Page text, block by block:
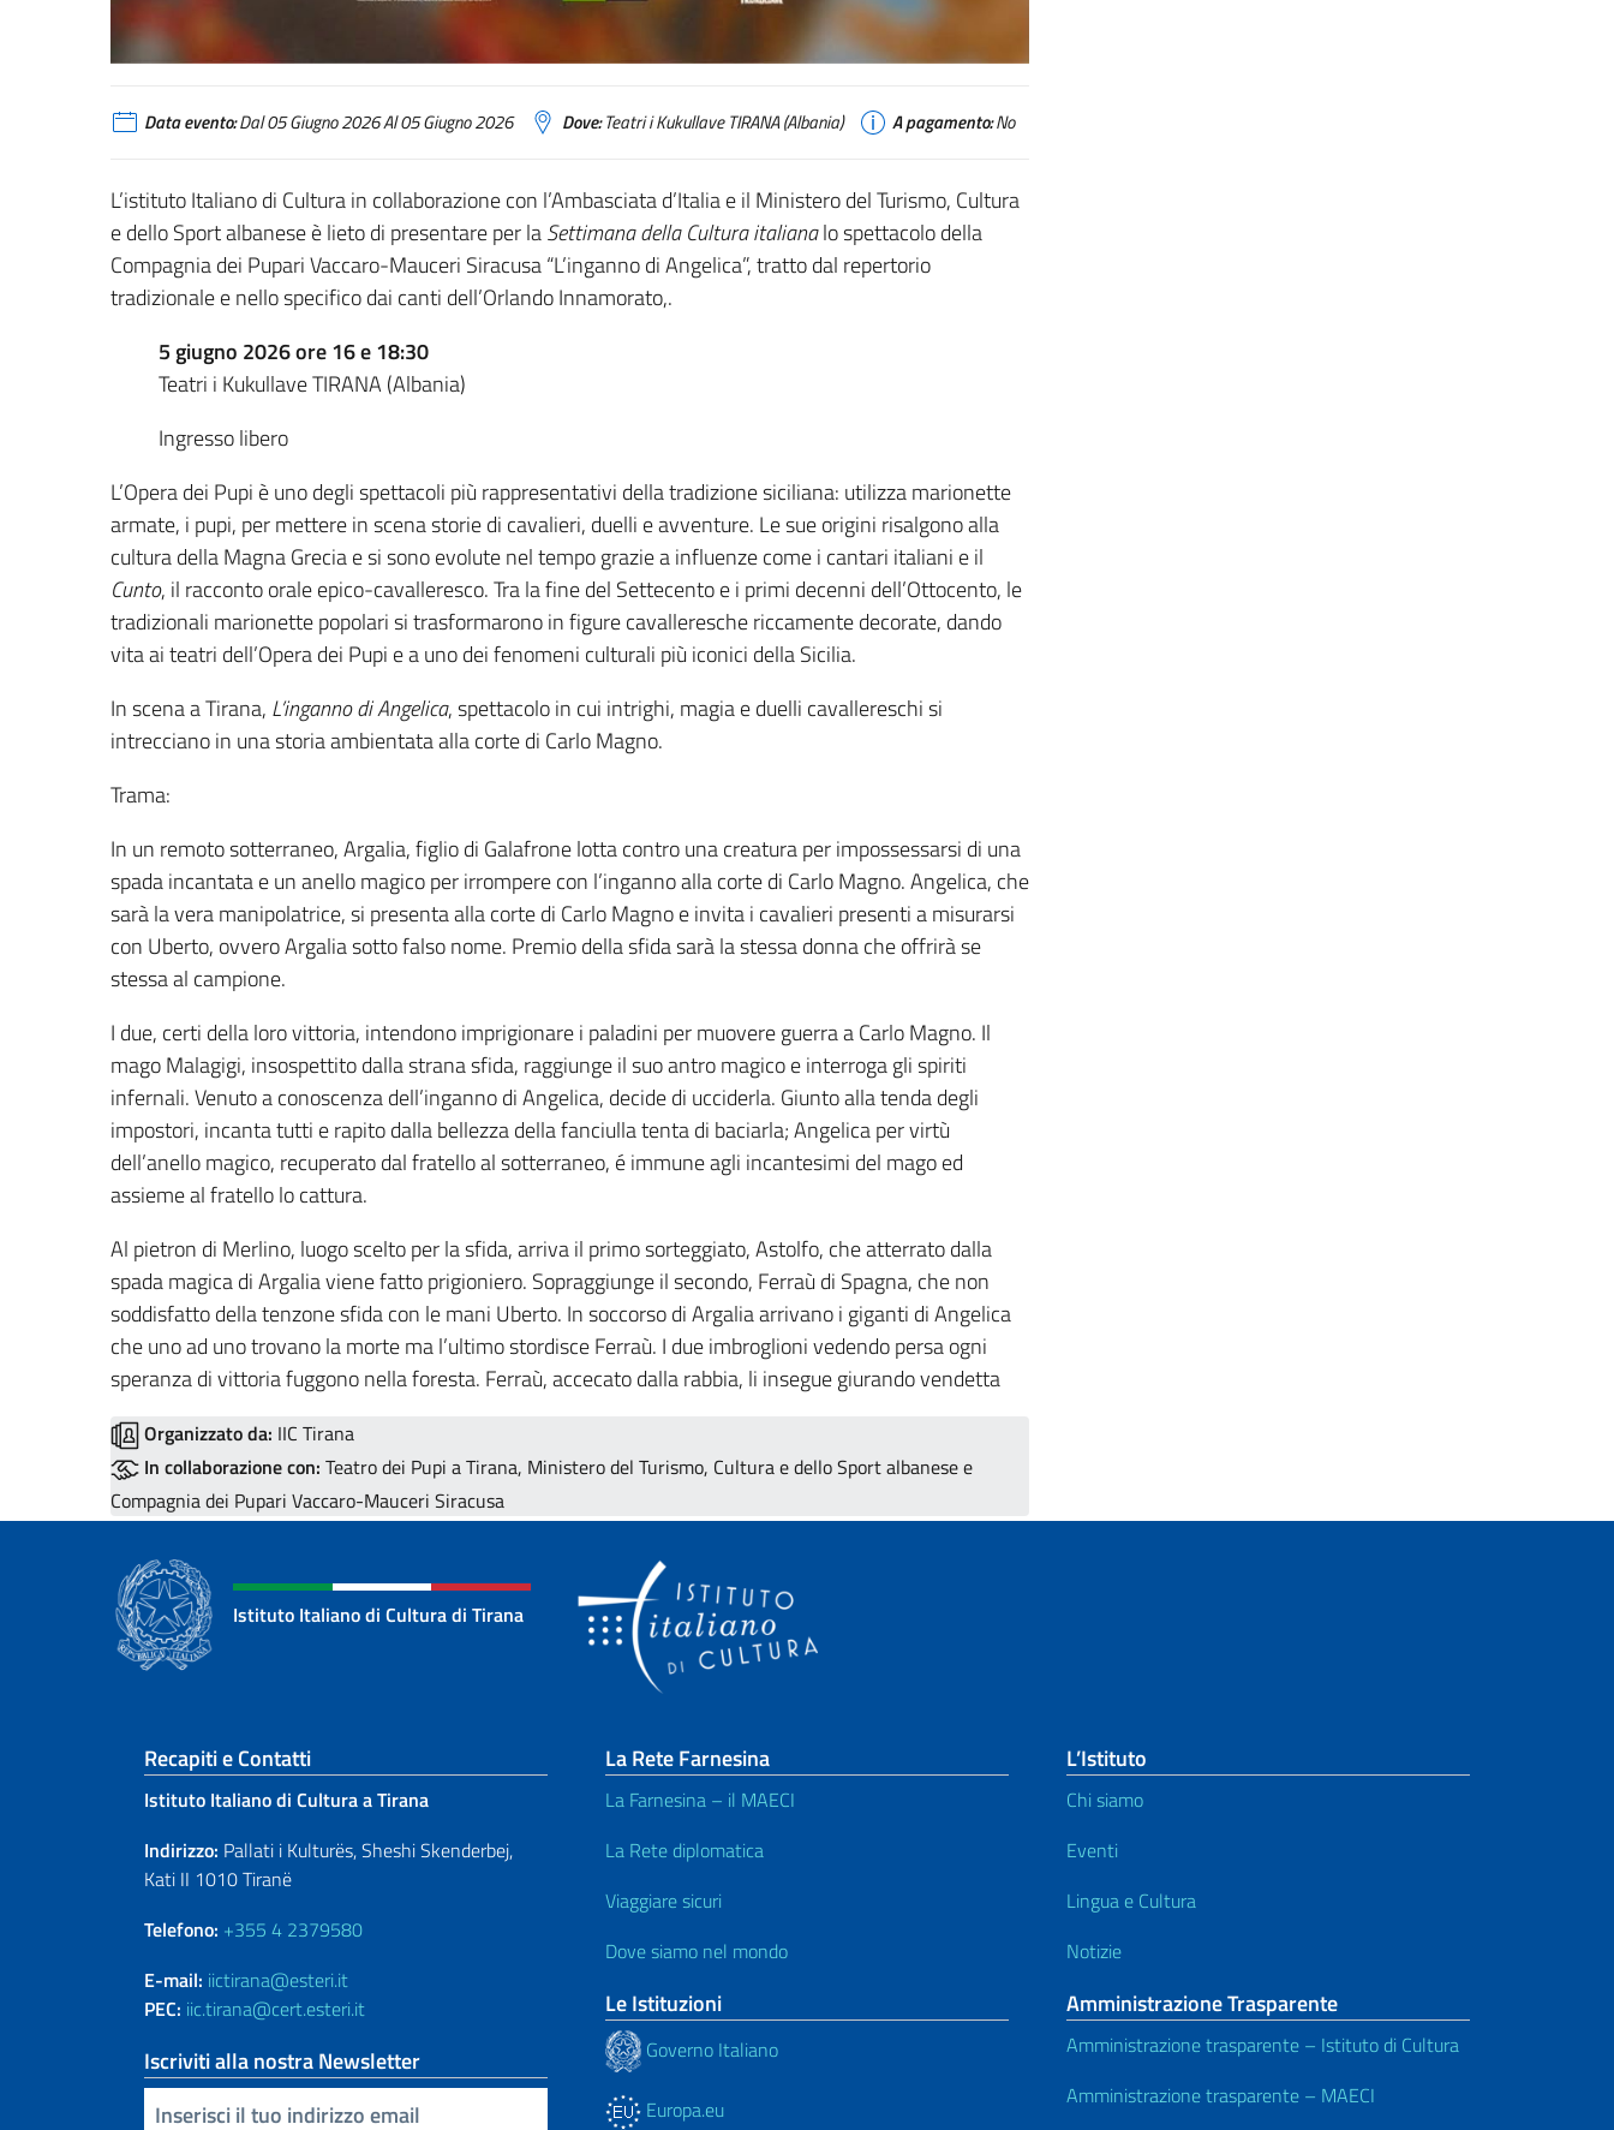
Data evento:Dal 05 Giugno 2026 Al 05 Giugno 2026 Dove:Teatri i Kukullave TIRANA (Albania) A pagamento:No
L’istituto Italiano di Cultura in collaborazione con l’Ambasciata d’Italia e il Ministero del Turismo, Cultura
e dello Sport albanese è lieto di presentare per laSettimana della Cultura italianalo spettacolo della
Compagnia dei Pupari Vaccaro-Mauceri Siracusa “L’inganno di Angelica”, tratto dal repertorio
tradizionale e nello specifico dai canti dell’Orlando Innamorato,.
5 giugno 2026 ore 16 e 18:30
Teatri i Kukullave TIRANA (Albania)
Ingresso libero
L’Opera dei Pupi è uno degli spettacoli più rappresentativi della tradizione siciliana: utilizza marionette
armate, i pupi, per mettere in scena storie di cavalieri, duelli e avventure. Le sue origini risalgono alla
cultura della Magna Grecia e si sono evolute nel tempo grazie a influenze come i cantari italiani e il
Cunto, il racconto orale epico-cavalleresco. Tra la fine del Settecento e i primi decenni dell’Ottocento, le
tradizionali marionette popolari si trasformarono in figure cavalleresche riccamente decorate, dando
vita ai teatri dell’Opera dei Pupi e a uno dei fenomeni culturali più iconici della Sicilia.
In scena a Tirana, L’inganno di Angelica, spettacolo in cui intrighi, magia e duelli cavallereschi si
intrecciano in una storia ambientata alla corte di Carlo Magno.
Trama:
In un remoto sotterraneo, Argalia, figlio di Galafrone lotta contro una creatura per impossessarsi di una
spada incantata e un anello magico per irrompere con l’inganno alla corte di Carlo Magno. Angelica, che
sarà la vera manipolatrice, si presenta alla corte di Carlo Magno e invita i cavalieri presenti a misurarsi
con Uberto, ovvero Argalia sotto falso nome. Premio della sfida sarà la stessa donna che offrirà se
stessa al campione.
I due, certi della loro vittoria, intendono imprigionare i paladini per muovere guerra a Carlo Magno. Il
mago Malagigi, insospettito dalla strana sfida, raggiunge il suo antro magico e interroga gli spiriti
infernali. Venuto a conoscenza dell’inganno di Angelica, decide di ucciderla. Giunto alla tenda degli
impostori, incanta tutti e rapito dalla bellezza della fanciulla tenta di baciarla; Angelica per virtù
dell’anello magico, recuperato dal fratello al sotterraneo, é immune agli incantesimi del mago ed
assieme al fratello lo cattura.
Al pietron di Merlino, luogo scelto per la sfida, arriva il primo sorteggiato, Astolfo, che atterrato dalla
spada magica di Argalia viene fatto prigioniero. Sopraggiunge il secondo, Ferraù di Spagna, che non
soddisfatto della tenzone sfida con le mani Uberto. In soccorso di Argalia arrivano i giganti di Angelica
che uno ad uno trovano la morte ma l’ultimo stordisce Ferraù. I due imbroglioni vedendo persa ogni
speranza di vittoria fuggono nella foresta. Ferraù, accecato dalla rabbia, li insegue giurando vendetta
Organizzato da: IIC Tirana
In collaborazione con: Teatro dei Pupi a Tirana, Ministero del Turismo, Cultura e dello Sport albanese e
Compagnia dei Pupari Vaccaro-Mauceri Siracusa
Istituto Italiano di Cultura di Tirana
Sezione footer
Recapiti e Contatti
Istituto Italiano di Cultura a Tirana
Indirizzo: Pallati i Kulturës, Sheshi Skenderbej,
Kati II 1010 Tiranë
Telefono: +355 4 2379580
E-mail: iictirana@esteri.it
PEC: iic.tirana@cert.esteri.it
Iscriviti alla nostra Newsletter
Inserisci la tua email
La Rete Farnesina
La Farnesina – il MAECI
La Rete diplomatica
Viaggiare sicuri
Dove siamo nel mondo
Le Istituzioni
Governo Italiano
Europa.eu
L’Istituto
Chi siamo
Eventi
Lingua e Cultura
Notizie
Amministrazione Trasparente
Amministrazione trasparente – Istituto di Cultura
Amministrazione trasparente – MAECI